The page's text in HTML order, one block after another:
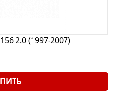
2.0 (1997-2007)